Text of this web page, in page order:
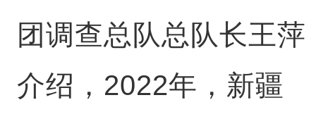
团调查总队总队长王萍
介绍，2022年，新疆